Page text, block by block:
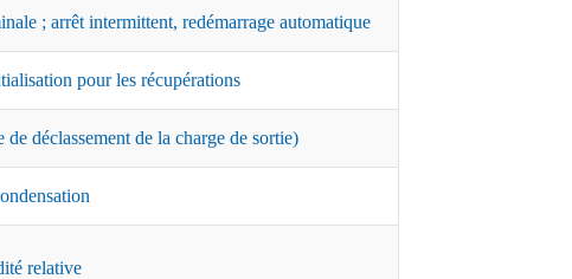
; arrêt intermittent, redémarrage automatique
pour les récupérations
déclassement de la charge de sortie)
relative